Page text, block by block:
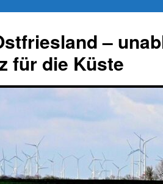
–
für die Küste